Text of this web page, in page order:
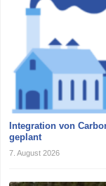
Integration von
geplant
7. August 2026